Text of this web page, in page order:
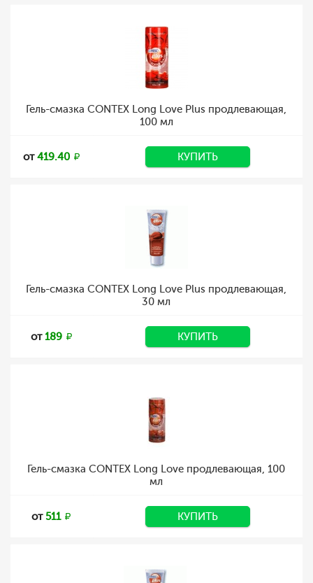
Гель-смазка CONTEX Long Love Plus продлевающая,
100 мл
от419.40 КУПИТЬ
Гель-смазка CONTEX Long Love Plus продлевающая,
30 мл
от189 КУПИТЬ
Гель-смазка CONTEX Long Love продлевающая, 100
мл
от511 КУПИТЬ